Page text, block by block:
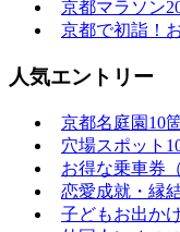
京都マラソン
京都で初詣！
人気エントリー
京都名庭園10
穴場スポット
お得な乗車券
恋愛成就・縁
子どもお出か